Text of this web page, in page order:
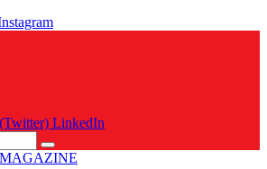
LinkedIn